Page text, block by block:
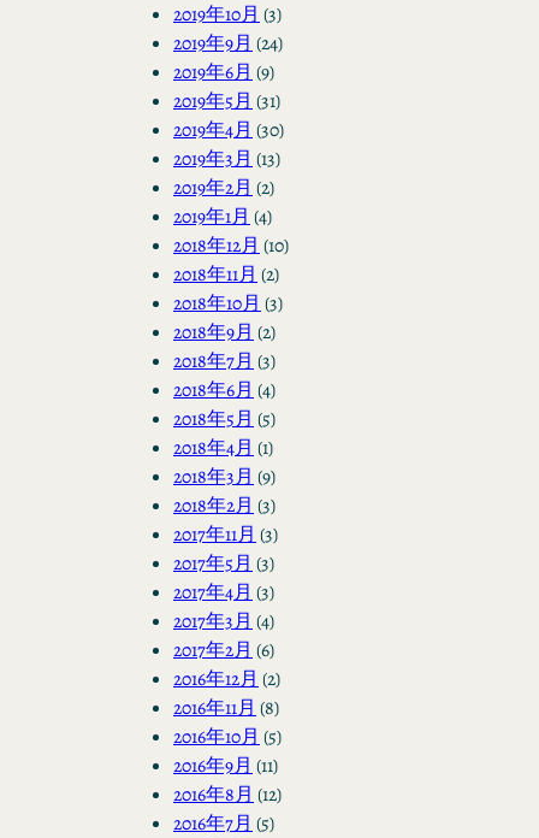
2019年10月 (3)
2019年9月 (24)
2019年6月 (9)
2019年5月 (31)
2019年4月 (30)
2019年3月 (13)
2019年2月 (2)
2019年1月 (4)
2018年12月 (10)
2018年11月 (2)
2018年10月 (3)
2018年9月 (2)
2018年7月 (3)
2018年6月 (4)
2018年5月 (5)
2018年4月 (1)
2018年3月 (9)
2018年2月 (3)
2017年11月 (3)
2017年5月 (3)
2017年4月 (3)
2017年3月 (4)
2017年2月 (6)
2016年12月 (2)
2016年11月 (8)
2016年10月 (5)
2016年9月 (11)
2016年8月 (12)
2016年7月 (5)